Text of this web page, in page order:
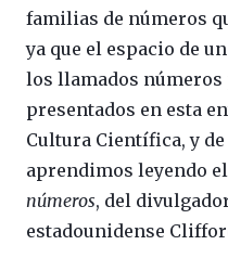
familias de números
ya que el espacio de
los llamados números
presentados en esta
Cultura Científica, y
aprendimos leyendo
números, del
estadounidense